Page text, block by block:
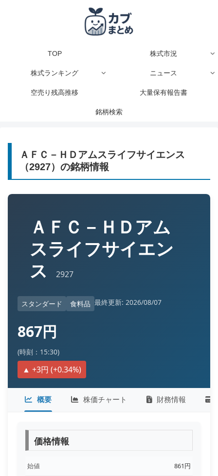
TOP 株式市況
株式ランキング ニュース
空売り残高推移 大量保有報告書
銘柄検索
ＡＦＣ－ＨＤアムスライフサイエンス
（2927）の銘柄情報
ＡＦＣ－ＨＤアム
スライフサイエン
ス
2927
スタンダード 食料品 最終更新: 2026/08/07
867円
(時刻：15:30)
▲ +3円 (+0.34%)
概要 株価チャート 財務情報
価格情報
始値 861円